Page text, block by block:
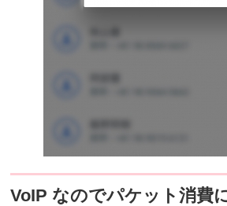
VoIP なのでパケット消費